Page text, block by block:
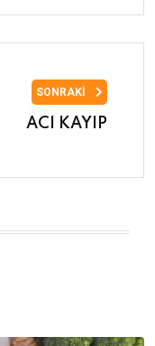
SONRAKI
ACI KAYIP